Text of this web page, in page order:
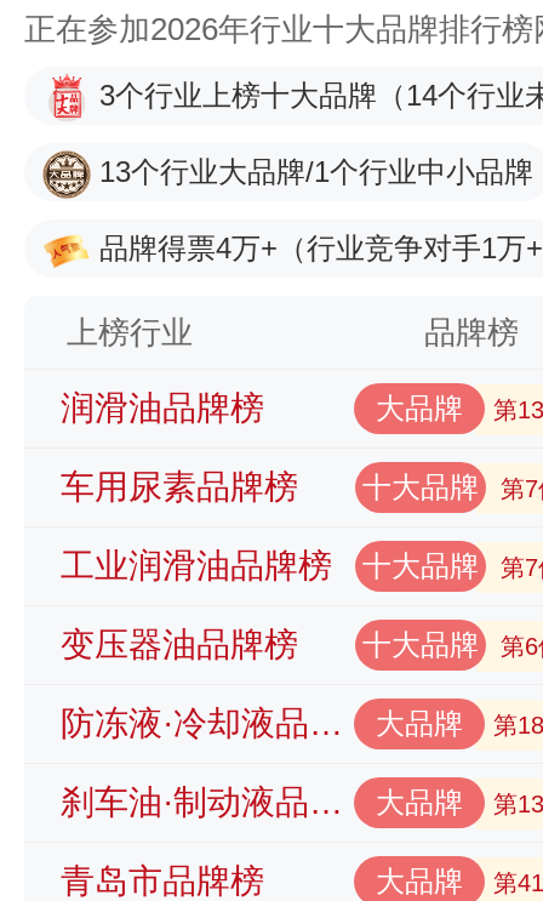
正在参加2026年行业十大品牌排行
3个行业上榜十大品牌 （14个行业
13个行业大品牌/1个行业中小品牌
品牌得票4万+ （行业竞争对手1万
上榜行业 品牌榜
润滑油品牌榜 大品牌 第
车用尿素品牌榜 十大品牌 第7
工业润滑油品牌榜 十大品牌 第7
变压器油品牌榜 十大品牌 第6
防冻液·冷却液品牌榜 大品牌 第
刹车油·制动液品牌榜 大品牌 第
青岛市品牌榜 大品牌 第